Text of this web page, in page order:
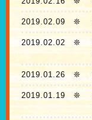
2019.02.09 ❊
2019.02.02 ❊
2019.01.26❊
2019.01.19 ❊